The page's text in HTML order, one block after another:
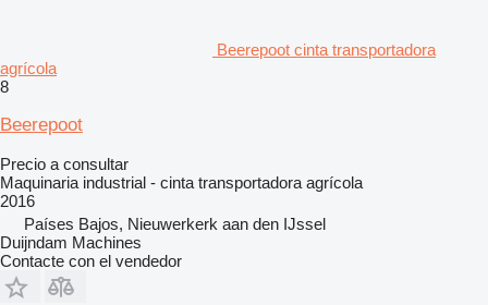
Beerepoot cinta transportadora
agrícola
8
Beerepoot
Precio a consultar
Maquinaria industrial - cinta transportadora agrícola
2016
Países Bajos, Nieuwerkerk aan den IJssel
Duijndam Machines
Contacte con el vendedor